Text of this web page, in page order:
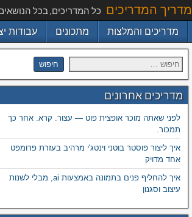
מדריך המדריכים כל המדריכים, בכל
מדריכים והמלצות מתכונים עבודות
מדריכים אחרונים
לפני שאתה מוכר אופצית פוט — עצור. קרא. אחר כך
תמכור.
איך ליצור פוסטר בוטני וינטג'י מרהיב בעזרת פרומפט
אחד מדויק
איך להחליף פנים בתמונה באמצעות ai, מבלי לשנות
עיצוב וסגנון